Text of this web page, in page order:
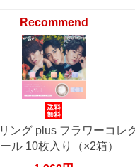
Recommend
ング plus フラワーコレ
ル 10枚入り（×6箱）